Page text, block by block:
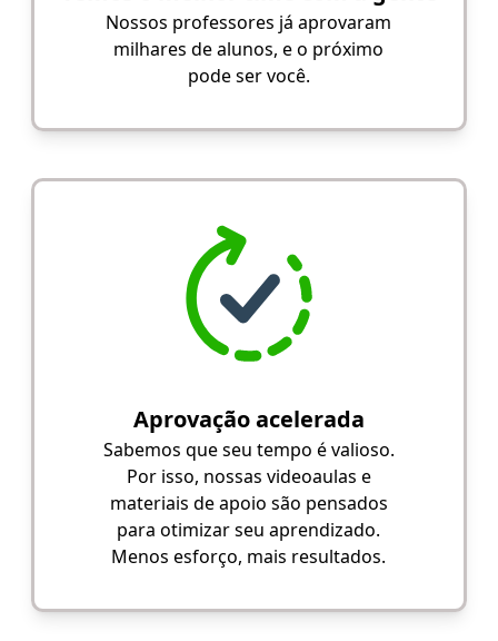
Nossos professores já aprovaram
milhares de alunos, e o próximo
pode ser você.
Aprovação acelerada
Sabemos que seu tempo é valioso.
Por isso, nossas videoaulas e
materiais de apoio são pensados
para otimizar seu aprendizado.
Menos esforço, mais resultados.